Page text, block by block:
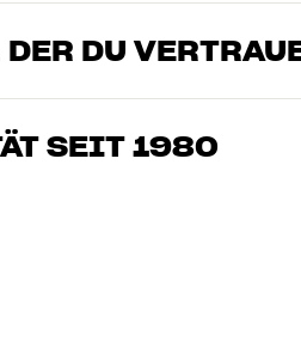
DU
Enthusiasten, die unsere Produkte
zu Deinen Bedürfnissen und Deinem
SEIT 1980